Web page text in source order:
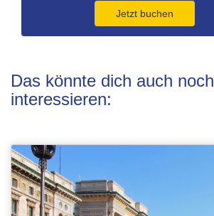
Jetzt buchen
Das könnte dich auch noch
interessieren: